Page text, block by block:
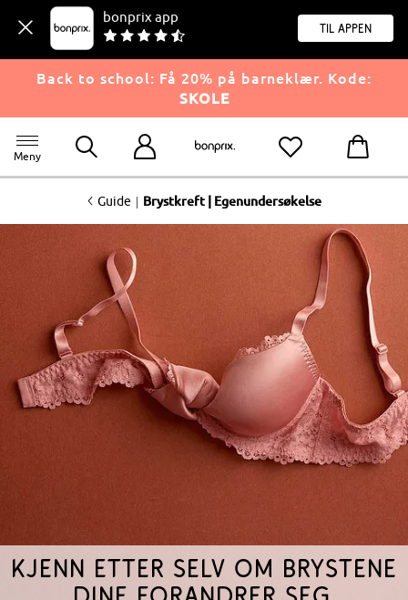
bonprix app
til appen
Back to school: Få 20% på barneklær. Kode:
SKOLE
Meny
<Guide | Brystkreft | Egenundersøkelse
Kjenn etter selv om brystene